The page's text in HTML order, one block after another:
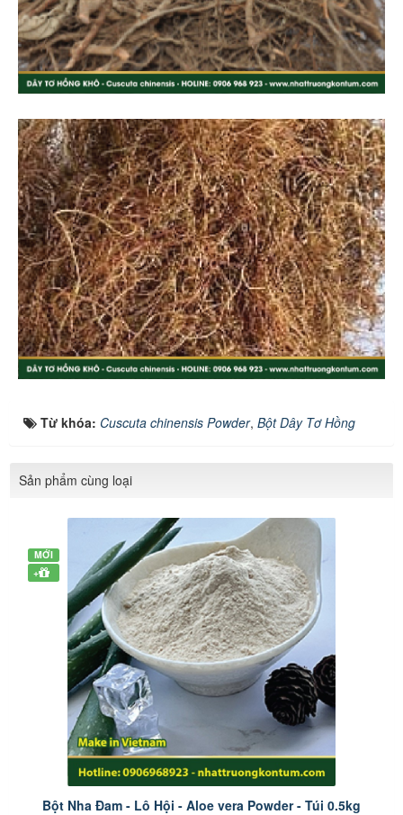
Từ khóa: Cuscuta chinensis Powder, Bột Dây Tơ Hồng
Sản phẩm cùng loại
MỚI
+
Bột Nha Đam - Lô Hội - Aloe vera Powder - Túi 0.5kg